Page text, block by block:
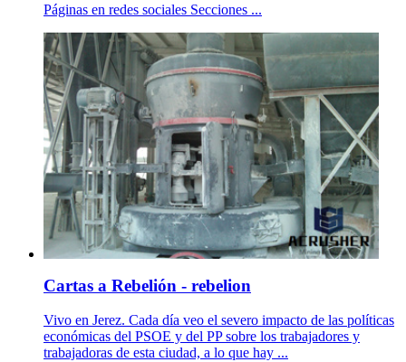
Páginas en redes sociales Secciones ...
Cartas a Rebelión - rebelion
Vivo en Jerez. Cada día veo el severo impacto de las políticas
económicas del PSOE y del PP sobre los trabajadores y
trabajadoras de esta ciudad, a lo que hay ...